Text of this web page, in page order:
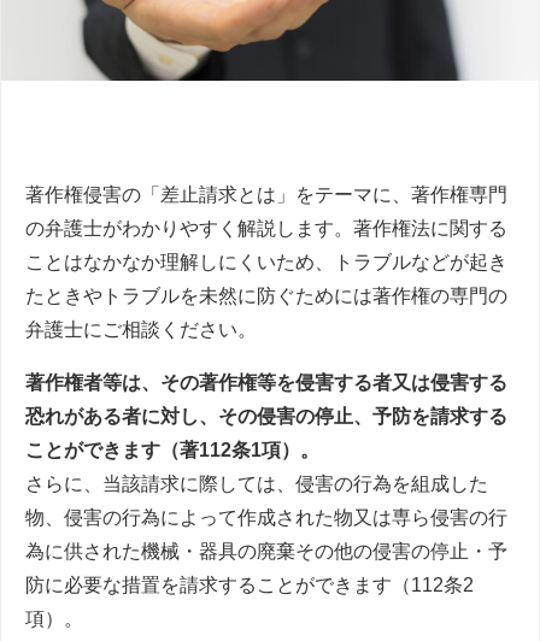
著作権侵害の「差止請求とは」をテーマに、著作権専門
の弁護士がわかりやすく解説します。著作権法に関する
ことはなかなか理解しにくいため、トラブルなどが起き
たときやトラブルを未然に防ぐためには著作権の専門の
弁護士にご相談ください。
著作権者等は、その著作権等を侵害する者又は侵害する
恐れがある者に対し、その侵害の停止、予防を請求する
ことができます（著112条1項）。
さらに、当該請求に際しては、侵害の行為を組成した
物、侵害の行為によって作成された物又は専ら侵害の行
為に供された機械・器具の廃棄その他の侵害の停止・予
防に必要な措置を請求することができます（112条2
項）。